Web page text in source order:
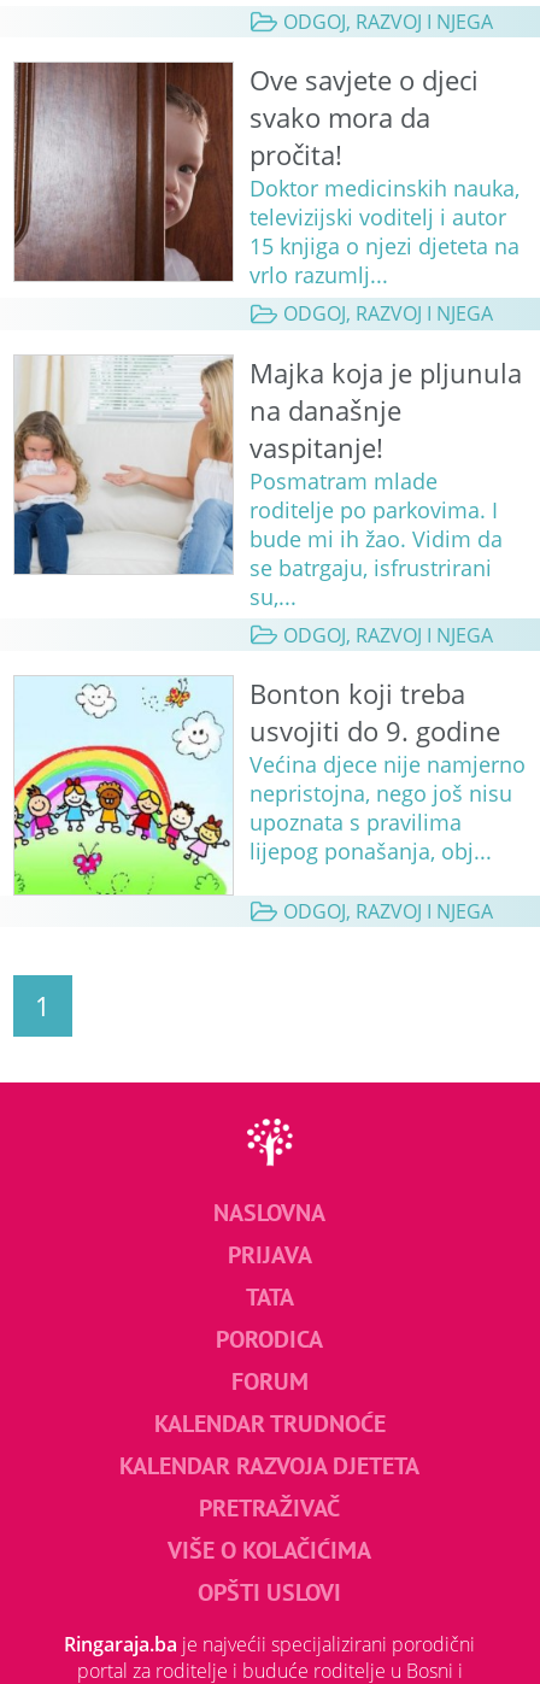
ODGOJ, RAZVOJ I NJEGA
Ove savjete o djeci
svako mora da
pročita!
Doktor medicinskih nauka,
televizijski voditelj i autor
15 knjiga o njezi djeteta na
vrlo razumlj...
ODGOJ, RAZVOJ I NJEGA
Majka koja je pljunula
na današnje
vaspitanje!
Posmatram mlade
roditelje po parkovima. I
bude mi ih žao. Vidim da
se batrgaju, isfrustrirani
su,...
ODGOJ, RAZVOJ I NJEGA
Bonton koji treba
usvojiti do 9. godine
Većina djece nije namjerno
nepristojna, nego još nisu
upoznata s pravilima
lijepog ponašanja, obj...
ODGOJ, RAZVOJ I NJEGA
1
NASLOVNA
PRIJAVA
TATA
PORODICA
FORUM
KALENDAR TRUDNOĆE
KALENDAR RAZVOJA DJETETA
PRETRAŽIVAČ
VIŠE O KOLAČIĆIMA
OPŠTI USLOVI
Ringaraja.ba je najvećii specijalizirani porodični
portal za roditelje i buduće roditelje u Bosni i